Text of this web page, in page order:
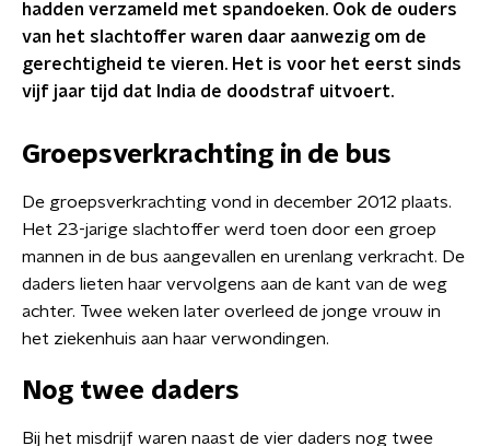
hadden verzameld met spandoeken. Ook de ouders
van het slachtoffer waren daar aanwezig om de
gerechtigheid te vieren. Het is voor het eerst sinds
vijf jaar tijd dat India de doodstraf uitvoert.
Groepsverkrachting in de bus
De groepsverkrachting vond in december 2012 plaats.
Het 23-jarige slachtoffer werd toen door een groep
mannen in de bus aangevallen en urenlang verkracht. De
daders lieten haar vervolgens aan de kant van de weg
achter. Twee weken later overleed de jonge vrouw in
het ziekenhuis aan haar verwondingen.
Nog twee daders
Bij het misdrijf waren naast de vier daders nog twee